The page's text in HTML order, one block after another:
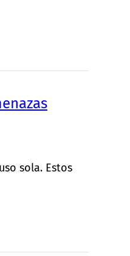
sola. Estos